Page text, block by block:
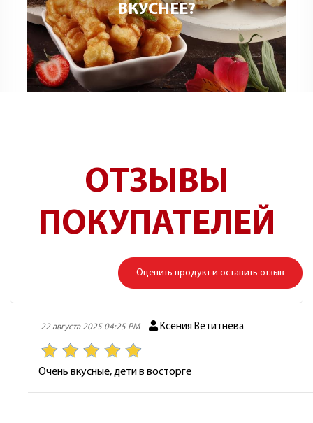
ВКУСНЕЕ?
ОТЗЫВЫ
ПОКУПАТЕЛЕЙ
Оценить продукт и оставить отзыв
22 августа 2025 04:25 PM Ксения Ветитнева
Очень вкусные, дети в восторге